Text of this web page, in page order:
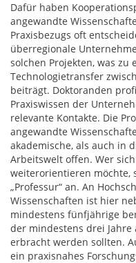
Dafür haben
angewandte
Praxisbezugs oft
überregionale
solchen Projekten, was zu
Technologietransfer
beiträgt. Doktoranden
Praxiswissen der
relevante Kontakte. Die
angewandte
akademische, als auch in
Arbeitswelt offen. Wer
weiterorientieren möchte,
„Professur“ an. An
Wissenschaften ist hier
mindestens fünfjährige
der mindestens drei
erbracht werden sollten.
ein praxisnahes